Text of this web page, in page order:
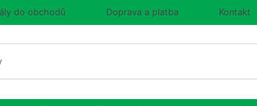
do obchodů Doprava a platba Kontakt